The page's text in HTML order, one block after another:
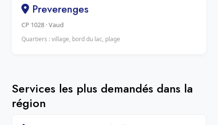
Preverenges
CP 1028 · Vaud
Quartiers : village, bord du lac, plage
Services les plus demandés dans la
région